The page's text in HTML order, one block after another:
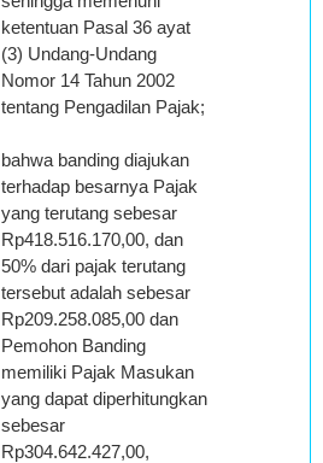
ketentuan Pasal 36 ayat
(3) Undang-Undang
Nomor 14 Tahun 2002
tentang Pengadilan Pajak;
bahwa banding diajukan
terhadap besarnya Pajak
yang terutang sebesar
Rp418.516.170,00, dan
50% dari pajak terutang
tersebut adalah sebesar
Rp209.258.085,00 dan
Pemohon Banding
memiliki Pajak Masukan
yang dapat diperhitungkan
sebesar
Rp304.642.427,00,